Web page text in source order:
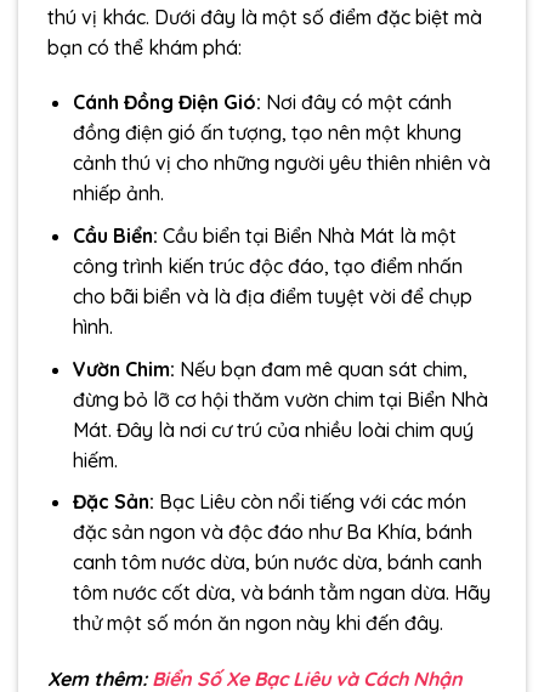
thú vị khác. Dưới đây là một số điểm đặc biệt mà
bạn có thể khám phá:
Cánh Đồng Điện Gió: Nơi đây có một cánh
đồng điện gió ấn tượng, tạo nên một khung
cảnh thú vị cho những người yêu thiên nhiên và
nhiếp ảnh.
Cầu Biển: Cầu biển tại Biển Nhà Mát là một
công trình kiến trúc độc đáo, tạo điểm nhấn
cho bãi biển và là địa điểm tuyệt vời để chụp
hình.
Vườn Chim: Nếu bạn đam mê quan sát chim,
đừng bỏ lỡ cơ hội thăm vườn chim tại Biển Nhà
Mát. Đây là nơi cư trú của nhiều loài chim quý
hiếm.
Đặc Sản: Bạc Liêu còn nổi tiếng với các món
đặc sản ngon và độc đáo như Ba Khía, bánh
canh tôm nước dừa, bún nước dừa, bánh canh
tôm nước cốt dừa, và bánh tằm ngan dừa. Hãy
thử một số món ăn ngon này khi đến đây.
Xem thêm:Biển Số Xe Bạc Liêu và Cách Nhận